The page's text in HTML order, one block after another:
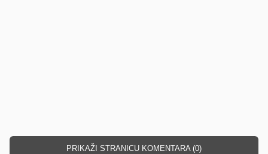
PRIKAŽI STRANICU KOMENTARA (0)